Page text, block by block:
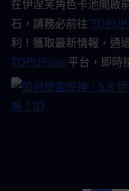
在伊涅芙角色卡池開啟
石，請務必前往
TOPUPlive 平台，即時